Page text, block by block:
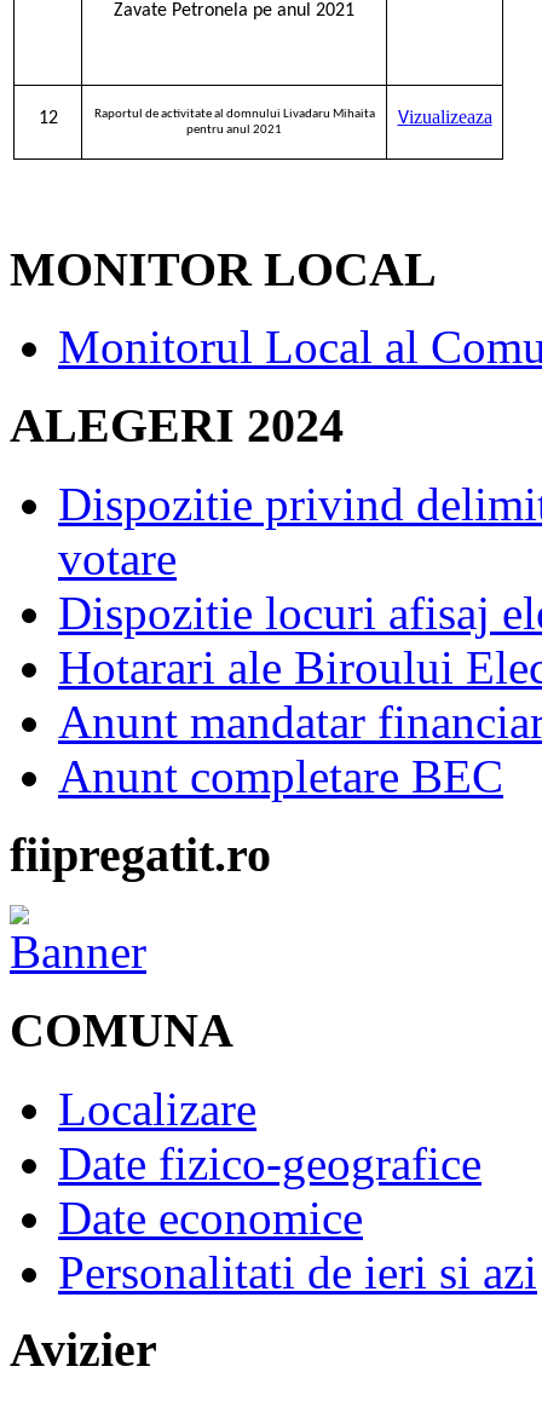
Zavate Petronela pe anul 2021
12
Raportul de activitate al domnului Livadaru Mihaita
pentru anul 2021
Vizualizeaza
MONITOR LOCAL
Monitorul Local al
ALEGERI 2024
Dispozitie privind
votare
Dispozitie locuri afisaj
Hotarari ale Biroului
Anunt mandatar
Anunt completare BEC
fiipregatit.ro
COMUNA
Localizare
Date fizico-geografice
Date economice
Personalitati de ieri si azi
Avizier